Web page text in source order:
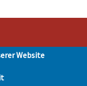
Hohen Neuendorf •
Alle Rechte
Website